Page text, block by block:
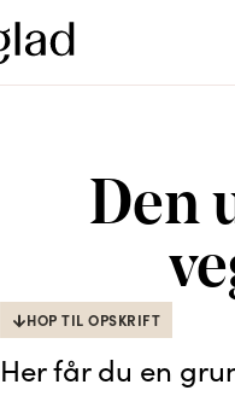
Den
HOP TIL OPSKRIFT
Her får du en